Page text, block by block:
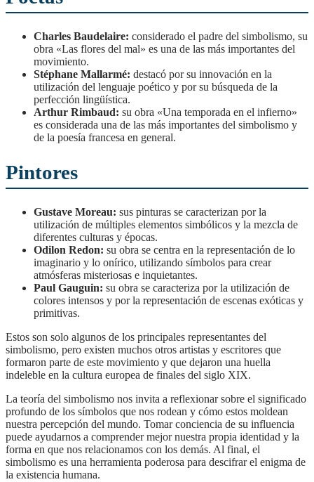
Charles Baudelaire: considerado el padre del simbolismo, su
obra «Las flores del mal» es una de las más importantes del
movimiento.
Stéphane Mallarmé: destacó por su innovación en la
utilización del lenguaje poético y por su búsqueda de la
perfección lingüística.
Arthur Rimbaud: su obra «Una temporada en el infierno»
es considerada una de las más importantes del simbolismo y
de la poesía francesa en general.
Pintores
Gustave Moreau: sus pinturas se caracterizan por la
utilización de múltiples elementos simbólicos y la mezcla de
diferentes culturas y épocas.
Odilon Redon: su obra se centra en la representación de lo
imaginario y lo onírico, utilizando símbolos para crear
atmósferas misteriosas e inquietantes.
Paul Gauguin: su obra se caracteriza por la utilización de
colores intensos y por la representación de escenas exóticas y
primitivas.
Estos son solo algunos de los principales representantes del
simbolismo, pero existen muchos otros artistas y escritores que
formaron parte de este movimiento y que dejaron una huella
indeleble en la cultura europea de finales del siglo XIX.
la teoría del simbolismo nos invita a reflexionar sobre el significado
profundo de los símbolos que nos rodean y cómo estos moldean
nuestra percepción del mundo. Tomar conciencia de su influencia
puede ayudarnos a comprender mejor nuestra propia identidad y la
forma en que nos relacionamos con los demás. Al final, el
simbolismo es una herramienta poderosa para descifrar el enigma de
la existencia humana.